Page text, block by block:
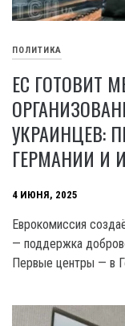
ПОЛИТИКА
ЕС ГОТОВИТ
УКРАИНЦЕВ:
ГЕРМАНИИ И
4 ИЮНЯ, 2025
Еврокомиссия
— поддержка
Первые центры — в